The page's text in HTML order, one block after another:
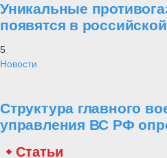
Уникальные
появятся в
5
Новости
Структура главного
управления ВС РФ
Статьи